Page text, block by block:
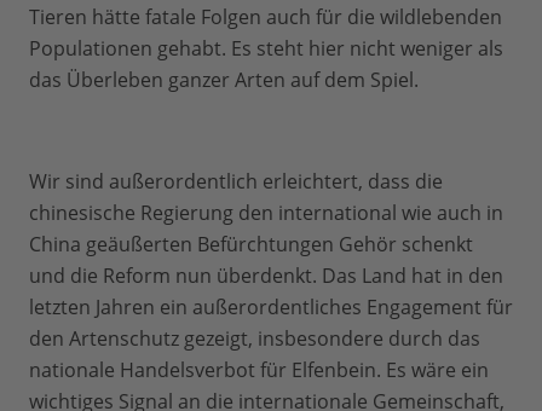
Tieren hätte fatale Folgen auch für die wildlebenden
Populationen gehabt. Es steht hier nicht weniger als
das Überleben ganzer Arten auf dem Spiel.
Wir sind außerordentlich erleichtert, dass die
chinesische Regierung den international wie auch in
China geäußerten Befürchtungen Gehör schenkt
und die Reform nun überdenkt. Das Land hat in den
letzten Jahren ein außerordentliches Engagement für
den Artenschutz gezeigt, insbesondere durch das
nationale Handelsverbot für Elfenbein. Es wäre ein
wichtiges Signal an die internationale Gemeinschaft,